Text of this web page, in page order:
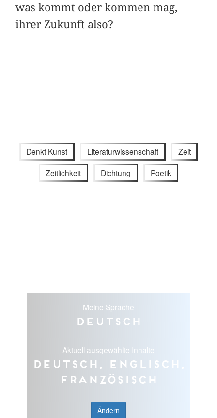
was kommt oder kommen mag,
ihrer Zukunft also?
Denkt Kunst Literaturwissenschaft Zeit
Zeitlichkeit Dichtung Poetik
Meine Sprache
Deutsch
Aktuell ausgewählte Inhalte
Deutsch, Englisch,
Französisch
Ändern